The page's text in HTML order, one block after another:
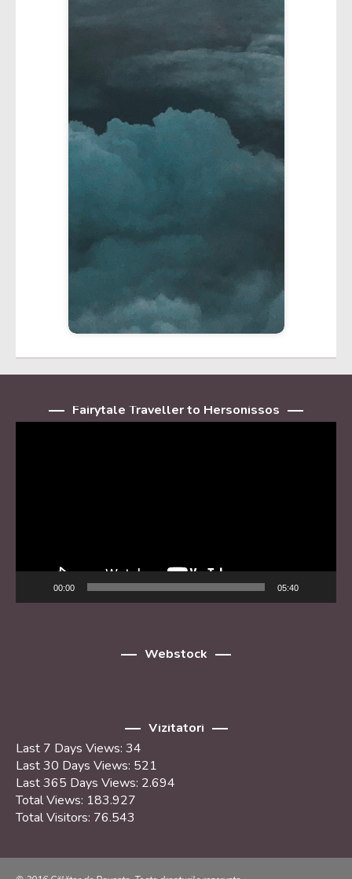
Fairytale Traveller to Hersonissos
00:00 05:40
Webstock
Vizitatori
Last 7 Days Views: 34
Last 30 Days Views: 521
Last 365 Days Views: 2.694
Total Views: 183.927
Total Visitors: 76.543